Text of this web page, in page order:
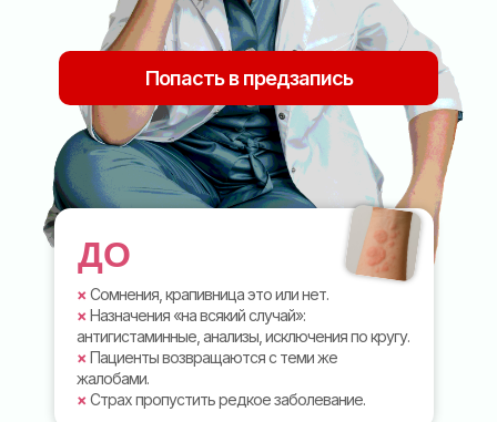
ДО
×Сомнения, крапивница это или нет.
×Назначения «на всякий случай»:
антигистаминные, анализы, исключения по кругу.
×Пациенты возвращаются с теми же
жалобами.
×Страх пропустить редкое заболевание.
Попасть в предзапись